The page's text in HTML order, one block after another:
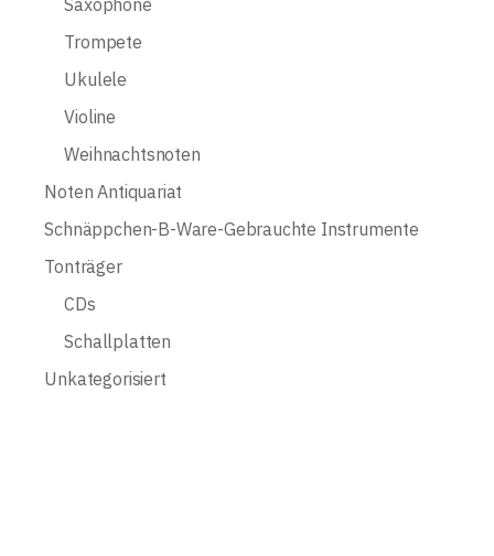
Trompete
Ukulele
Violine
Weihnachtsnoten
Noten Antiquariat
Schnäppchen-B-Ware-Gebrauchte Instrumente
Tonträger
CDs
Schallplatten
Unkategorisiert